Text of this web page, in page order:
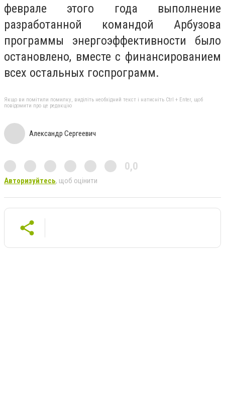
феврале этого года выполнение
разработанной командой Арбузова
программы энергоэффективности было
остановлено, вместе с финансированием
всех остальных госпрограмм.
Якщо ви помітили помилку, виділіть необхідний текст і натисніть Ctrl + Enter, щоб
повідомити про це редакцію
Александр Сергеевич
0,0
Авторизуйтесь, щоб оцінити